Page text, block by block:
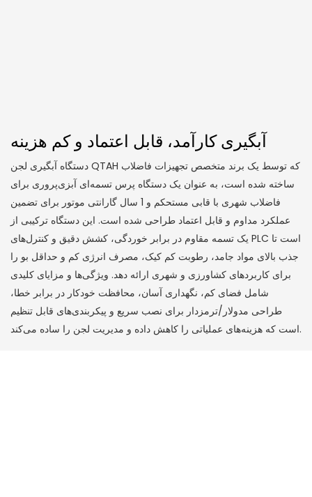
آبگیری کارآمد، قابل اعتماد و کم هزینه
دستگاه آبگیری لجن QTAH که توسط یک برند متخصص تجهیزات فاضلاب
ساخته شده است، به عنوان یک دستگاه پرس تسمه‌ای آبزی‌پروری برای
فاضلاب شهری با قابی مستحکم و 1 سال گارانتی موتور برای تضمین
عملکرد مداوم و قابل اعتماد طراحی شده است. این دستگاه ترکیبی از
یک تسمه مقاوم در برابر خوردگی، کشش دقیق و کنترل‌های PLC است تا
جذب بالای مواد جامد، رطوبت کم کیک، مصرف انرژی کم و حداقل بو را
برای کاربردهای کشاورزی و شهری ارائه دهد. ویژگی‌ها و مزایای کلیدی
شامل فضای کم، نگهداری آسان، محافظت خودکار در برابر خطا،
طراحی مدولار/ترمزدار برای نصب سریع و پیکربندی‌های قابل تنظیم
است که هزینه‌های عملیاتی را کاهش داده و مدیریت لجن را ساده می‌کند.